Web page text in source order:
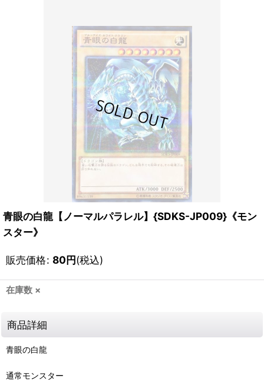
青眼の白龍【ノーマルパラレル】{SDKS-JP009}《モン
スター》
販売価格: 80円(税込)
在庫数 ×
商品詳細
青眼の白龍
通常モンスター